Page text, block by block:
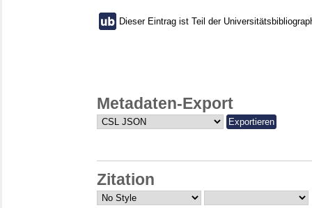
Dieser Eintrag ist Teil der
Metadaten-Export
Zitation